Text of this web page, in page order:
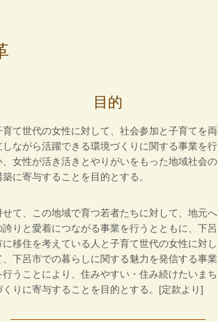
目的
育て世代の女性に対して、社会参加と子育てを両
しながら活躍できる環境づくりに関する事業を行
、女性が活き活きとやりがいをもった地域社会の
築に寄与することを目的とする。
せて、この地域で育つ若者たちに対して、地元へ
誇りと愛着につながる事業を行うとともに、下呂
に移住を考えている人と子育て世代の女性に対し
、下呂市での暮らしに関する魅力を発信する事業
行うことにより、住みやすい・住み続けたいまち
くりに寄与することを目的とする。[定款より]